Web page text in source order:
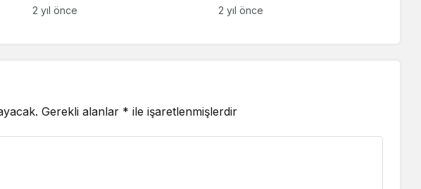
2 yıl önce
OLDU
2 yıl önce
Gerekli alanlar * ile işaretlenmişlerdir